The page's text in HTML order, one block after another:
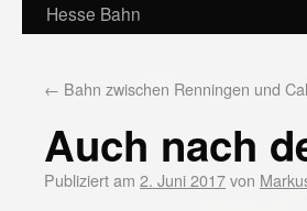
Hesse Bahn
← Bahn zwischen Renningen und
Auch nach
Publiziert am 2. Juni 2017von